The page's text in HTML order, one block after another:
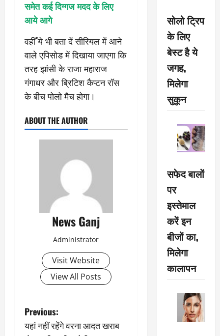
समेत कई दिग्गज मदद के लिए
आये आगे
वहीँ ये भी बता दें सीरियल में आने
वाले एपिसोड में दिखाया जाएगा कि
तरह झांसी के राजा महाराज
गंगाधर और ब्रिटिश कैप्टन रॉस
के बीच पोलो मैच होगा।
ABOUT THE AUTHOR
News Ganj
Administrator
Visit Website
View All Posts
P
Previous:
यहां नहीं रहेंगे वरना आदत खराब
सोलो ट्रिप
के लिए
बेस्ट है ये
जगह,
मिलेगा
सुकून
सफेद बालों
पर
इस्तेमाल
करें इन
बीजों का,
मिलेगा
कालापन